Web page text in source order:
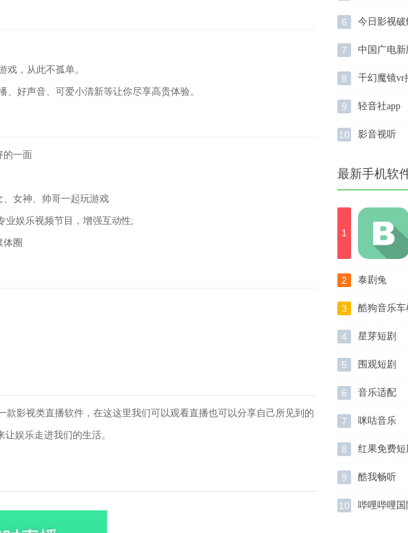
戏，从此不孤单。
好声音、可爱小清新等让你尽享高贵体验。
的一面
女神、帅哥一起玩游戏
业娱乐视频节目，增强互动性;
体圈
款影视类直播软件，在这这里我们可以观看直播也可以分享自己所见到的
娱乐走进我们的生活。
6 今日影视破
7 中国广电新
8 千幻魔镜vr
9 轻音社app
10 影音视听
最新手机软
1
2 泰剧兔
3 酷狗音乐车
4 星芽短剧
5 围观短剧
6 音乐适配
7 咪咕音乐
8 红果免费短
9 酷我畅听
10 哔哩哔哩国